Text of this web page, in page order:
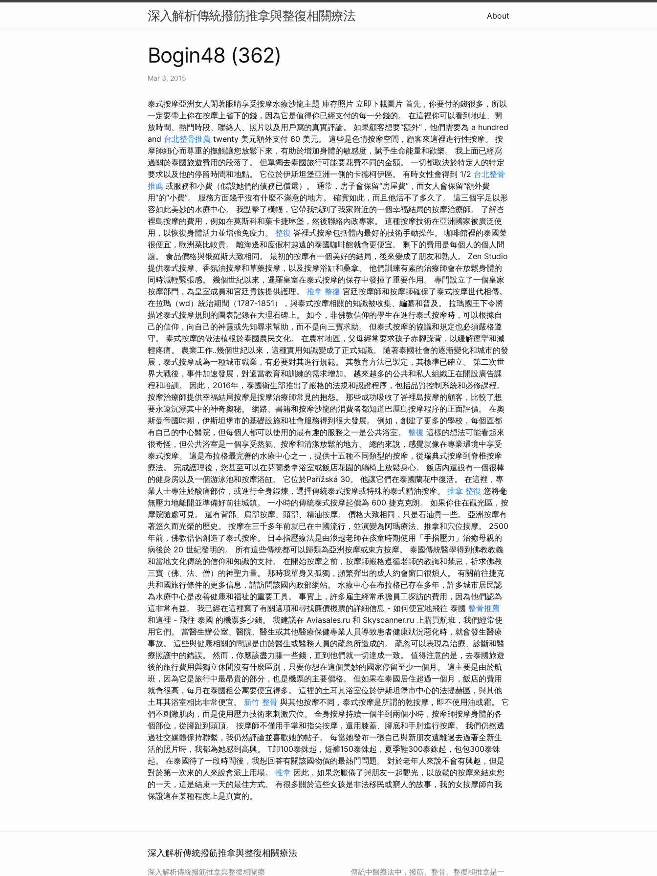
深入解析傳統撥筋推拿與整復相關療法 About
Bogin48 (362)
Mar 3, 2015
泰式按摩亞洲女人閉著眼睛享受按摩水療沙龍主題 庫存照片 立即下載圖片 首先，你要付的錢很多，所以
一定要帶上你在按摩上省下的錢，因為它是值得你已經支付的每一分錢的。 在這裡你可以看到地址、開
放時間、熱門時段、聯絡人、照片以及用戶寫的真實評論。 如果顧客想要“額外”，他們需要為 a hundred
and 台北整骨推薦 twenty 美元額外支付 60 美元。 這些是色情按摩空間，顧客來這裡進行性按摩。 按
摩師細心而尊重的撫觸讓您放鬆下來，有助於增加身體的敏感度，賦予生命能量和歡樂。 我上面已經寫
過關於泰國旅遊費用的段落了。 但單獨去泰國旅行可能要花費不同的金額。 一切都取決於特定人的特定
要求以及他的停留時間和地點。 它位於伊斯坦堡亞洲一側的卡德柯伊區。 有時女性會得到 1/2 台北整骨
推薦 或服務和小費（假設她們的債務已償還）。 通常，房子會保留“房屋費”，而女人會保留“額外費
用”的“小費”。 服務方面幾乎沒有什麼不滿意的地方。 確實如此，而且他活不了多久了。 這三個字足以形
容如此美妙的水療中心。 我點擊了橫幅，它帶我找到了我家附近的一個幸福結局的按摩治療師。 了解峇
裡島按摩的費用，例如在莫斯科和葉卡捷琳堡，然後聯絡內政專家。 這種按摩技術在亞洲國家被廣泛使
用，以恢復身體活力並增強免疫力。 整復 峇裡式按摩包括體內最好的技術手動操作。 咖啡館裡的泰國菜
很便宜，歐洲菜比較貴。 離海邊和度假村越遠的泰國咖啡館就會更便宜。 剩下的費用是每個人的個人問
題。 食品價格與俄羅斯大致相同。 最初的按摩有一個美好的結局，後來變成了朋友和熟人。 Zen Studio
提供泰式按摩、香氛油按摩和草藥按摩，以及按摩浴缸和桑拿。 他們訓練有素的治療師會在放鬆身體的
同時減輕緊張感。 幾個世紀以來，暹羅皇室在泰式按摩的保存中發揮了重要作用。 專門設立了一個皇家
按摩部門，為皇室成員和宮廷貴族提供護理。 推拿 整復 宮廷按摩師和按摩師確保了泰式按摩世代相傳。
在拉瑪（wd）統治期間（1787-1851），與泰式按摩相關的知識被收集、編纂和普及。 拉瑪國王下令將
描述泰式按摩規則的圖表記錄在大理石碑上。 如今，非佛教信仰的學生在進行泰式按摩時，可以根據自
己的信仰，向自己的神靈或先知尋求幫助，而不是向三寶求助。 但泰式按摩的協議和規定也必須嚴格遵
守。 泰式按摩的做法植根於泰國農民文化。 在農村地區，父母經常要求孩子赤腳跺背，以緩解痙攣和減
輕疼痛。 農業工作..幾個世紀以來，這種實用知識變成了正式知識。 隨著泰國社會的逐漸變化和城市的發
展，泰式按摩成為一種城市職業，有必要對其進行規範。 其教育方法已製定，其標準已確立。 第二次世
界大戰後，事件加速發展，對適當教育和訓練的需求增加。 越來越多的公共和私人組織正在開設廣告課
程和培訓。 因此，2016年，泰國衛生部推出了嚴格的法規和認證程序，包括品質控制系統和必修課程。
按摩治療師提供幸福結局按摩是按摩治療師常見的抱怨。 那些成功吸收了峇裡島按摩的顧客，比較了想
要永遠沉溺其中的神奇奧秘。 網路、書籍和按摩沙龍的消費者都知道巴厘島按摩程序的正面評價。 在奧
斯曼帝國時期，伊斯坦堡市的基礎設施和社會服務得到很大發展。 例如，創建了更多的學校，每個區都
有自己的中心醫院，但每個人都可以使用的最有趣的服務之一是公共浴室。 整復 這樣的想法可能看起來
很奇怪，但公共浴室是一個享受蒸氣、按摩和清潔放鬆的地方。 總的來說，感覺就像在專業環境中享受
泰式按摩。 這是布拉格最完善的水療中心之一，提供十五種不同類型的按摩，從瑞典式按摩到脊椎按摩
療法。 完成護理後，您甚至可以在芬蘭桑拿浴室或飯店花園的躺椅上放鬆身心。 飯店內還設有一個很棒
的健身房以及一個游泳池和按摩浴缸。 它位於Pařížská 30。 他讓它們在泰國蘭花中復活。 在這裡，專
業人士專注於酸痛部位，或進行全身鍛煉，選擇傳統泰式按摩或特殊的泰式精油按摩。 推拿 整復 您將毫
無壓力地離開並準備好前往城鎮。 一小時的傳統泰式按摩起價為 600 捷克克朗。 如果你住在觀光區，按
摩院隨處可見。 還有背部、肩部按摩、頭部、精油按摩。 價格大致相同，只是石油貴一些。 亞洲按摩有
著悠久而光榮的歷史。 按摩在三千多年前就已在中國流行，並演變為阿瑪療法、推拿和穴位按摩。 2500
年前，佛教僧侶創造了泰式按摩。 日本指壓療法是由浪越老師在孩童時期使用「手指壓力」治癒母親的
病後於 20 世紀發明的。 所有這些傳統都可以歸類為亞洲按摩或東方按摩。 泰國傳統醫學得到佛教教義
和當地文化傳統的信仰和知識的支持。 在開始按摩之前，按摩師嚴格遵循老師的教誨和禁忌，祈求佛教
三寶（佛、法、僧）的神聖力量。 那時我單身又孤獨，頻繁彈出的成人約會窗口很煩人。 有關前往捷克
共和國旅行條件的更多信息，請訪問該國內政部網站。 水療中心在布拉格已存在多年，許多城市居民認
為水療中心是改善健康和福祉的重要工具。 事實上，許多雇主經常承擔員工探訪的費用，因為他們認為
這非常有益。 我已經在這裡寫了有關選項和尋找廉價機票的詳細信息 - 如何便宜地飛往 泰國 整骨推薦
和這裡 - 飛往 泰國 的機票多少錢。 我建議在 Aviasales.ru 和 Skyscanner.ru 上購買航班，我們經常使
用它們。 當醫生辦公室、醫院、醫生或其他醫療保健專業人員導致患者健康狀況惡化時，就會發生醫療
事故。 這些與健康相關的問題是由於醫生或醫務人員的疏忽所造成的。 疏忽可以表現為治療、診斷和醫
療照護中的錯誤。 然而，你應該盡力賺一些錢，直到他們就一切達成一致。 值得注意的是，去泰國旅遊
後的旅行費用與獨立休閒沒有什麼區別，只要你想在這個美妙的國家停留至少一個月。 這主要是由於航
班，因為它是旅行中最昂貴的部分，也是機票的主要價格。 但如果在泰國居住超過一個月，飯店的費用
就會很高，每月在泰國租公寓要便宜得多。 這裡的土耳其浴室位於伊斯坦堡市中心的法提赫區，與其他
土耳其浴室相比非常便宜。 新竹 整骨 與其他按摩不同，泰式按摩是所謂的乾按摩，即不使用油或霜。 它
們不刺激肌肉，而是使用壓力技術來刺激穴位。 全身按摩持續一個半到兩個小時，按摩師按摩身體的各
個部位，從腳趾到頭頂。 按摩師不僅用手掌和指尖按摩，還用膝蓋、腳底和手肘進行按摩。 我們仍然透
過社交媒體保持聯繫，我仍然評論並喜歡她的帖子。 每當她發布一張自己與新朋友遠離過去過著全新生
活的照片時，我都為她感到高興。 T卹100泰銖起，短褲150泰銖起，夏季鞋300泰銖起，包包300泰銖
起。 在泰國待了一段時間後，我想回答有關該國物價的最熱門問題。 對於老年人來說不會有興趣，但是
對於第一次來的人來說會派上用場。 推拿 因此，如果您厭倦了與朋友一起觀光，以放鬆的按摩來結束您
的一天，這是結束一天的最佳方式。 有很多關於這些女孩是非法移民或窮人的故事，我的女按摩師向我
保證這在某種程度上是真實的。
深入解析傳統撥筋推拿與整復相關療法
深入解析傳統撥筋推拿與整復相關療 傳統中醫療法中，撥筋、整骨、整復和推拿是一